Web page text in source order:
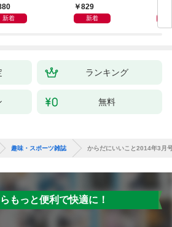
新着
829
新着
ランキング
無料
趣味・スポーツ雑誌 からだにいいこと2014年3月
もっと便利で快適に！